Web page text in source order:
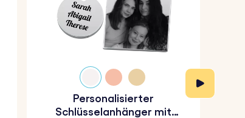
Personalisierter
Schlüsselanhänger mit